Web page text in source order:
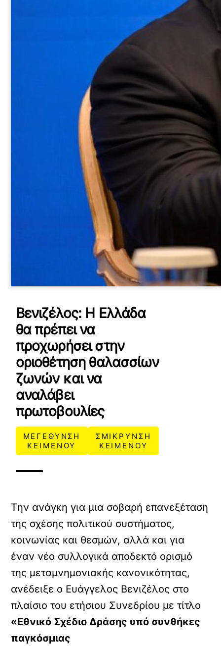
Βενιζέλος: Η Ελλάδα
θα πρέπει να
προχωρήσει στην
οριοθέτηση θαλασσίων
ζωνών και να
αναλάβει
πρωτοβουλίες
ΜΕΓΕΘΥΝΣΗ
ΚΕΙΜΕΝΟΥ
ΣΜΙΚΡΥΝΣΗ
ΚΕΙΜΕΝΟΥ
Tην ανάγκη για μια σοβαρή επανεξέταση
της σχέσης πολιτικού συστήματος,
κοινωνίας και θεσμών, αλλά και για
έναν νέο συλλογικά αποδεκτό ορισμό
της μεταμνημονιακής κανονικότητας,
ανέδειξε ο Ευάγγελος Βενιζέλος στο
πλαίσιο του ετήσιου Συνεδρίου με τίτλο
«Εθνικό Σχέδιο Δράσης υπό συνθήκες
παγκόσμιας